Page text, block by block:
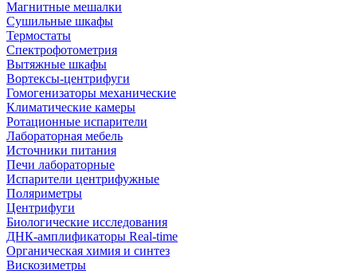
Магнитные мешалки
Сушильные шкафы
Термостаты
Спектрофотометрия
Вытяжные шкафы
Вортексы-центрифуги
Гомогенизаторы механические
Климатические камеры
Ротационные испарители
Лабораторная мебель
Источники питания
Печи лабораторные
Испарители центрифужные
Поляриметры
Центрифуги
Биологические исследования
ДНК-амплификаторы Real-time
Органическая химия и синтез
Вискозиметры